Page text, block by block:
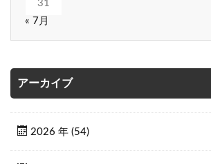
31
« 7月
アーカイブ
2026 年 (54)